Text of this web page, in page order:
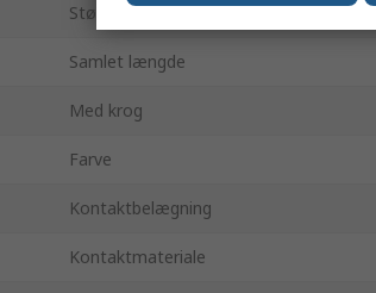
Størrelse på gevindtap
Samlet længde
Med krog
Farve
Kontaktbelægning
Kontaktmateriale